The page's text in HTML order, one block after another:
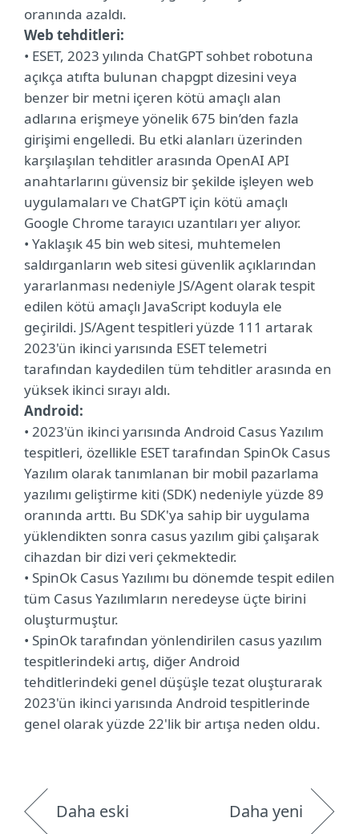
oranında azaldı.
Web tehditleri:
• ESET, 2023 yılında ChatGPT sohbet robotuna
açıkça atıfta bulunan chapgpt dizesini veya
benzer bir metni içeren kötü amaçlı alan
adlarına erişmeye yönelik 675 bin’den fazla
girişimi engelledi. Bu etki alanları üzerinden
karşılaşılan tehditler arasında OpenAI API
anahtarlarını güvensiz bir şekilde işleyen web
uygulamaları ve ChatGPT için kötü amaçlı
Google Chrome tarayıcı uzantıları yer alıyor.
• Yaklaşık 45 bin web sitesi, muhtemelen
saldırganların web sitesi güvenlik açıklarından
yararlanması nedeniyle JS/Agent olarak tespit
edilen kötü amaçlı JavaScript koduyla ele
geçirildi. JS/Agent tespitleri yüzde 111 artarak
2023'ün ikinci yarısında ESET telemetri
tarafından kaydedilen tüm tehditler arasında en
yüksek ikinci sırayı aldı.
Android:
• 2023'ün ikinci yarısında Android Casus Yazılım
tespitleri, özellikle ESET tarafından SpinOk Casus
Yazılım olarak tanımlanan bir mobil pazarlama
yazılımı geliştirme kiti (SDK) nedeniyle yüzde 89
oranında arttı. Bu SDK'ya sahip bir uygulama
yüklendikten sonra casus yazılım gibi çalışarak
cihazdan bir dizi veri çekmektedir.
• SpinOk Casus Yazılımı bu dönemde tespit edilen
tüm Casus Yazılımların neredeyse üçte birini
oluşturmuştur.
• SpinOk tarafından yönlendirilen casus yazılım
tespitlerindeki artış, diğer Android
tehditlerindeki genel düşüşle tezat oluşturarak
2023'ün ikinci yarısında Android tespitlerinde
genel olarak yüzde 22'lik bir artışa neden oldu.
Daha eski Daha yeni